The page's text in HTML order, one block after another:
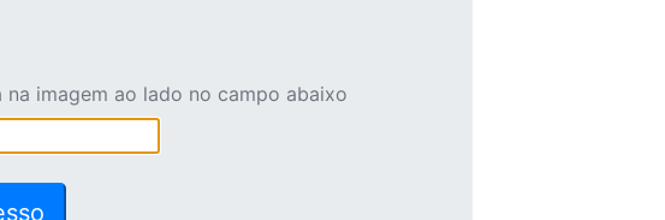
na imagem ao lado no campo abaixo